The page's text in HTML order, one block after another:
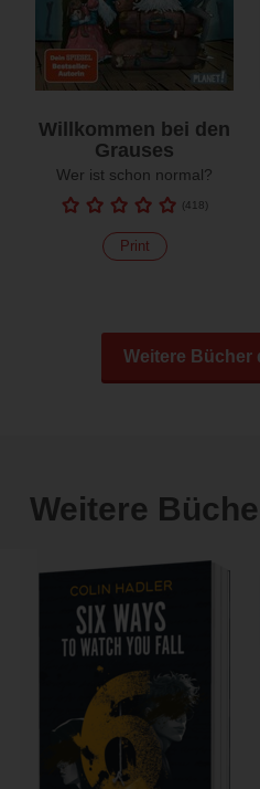
Willkommen bei den
Grauses
Wer ist schon normal?
(418)
Print
Weitere Bücher
Weitere